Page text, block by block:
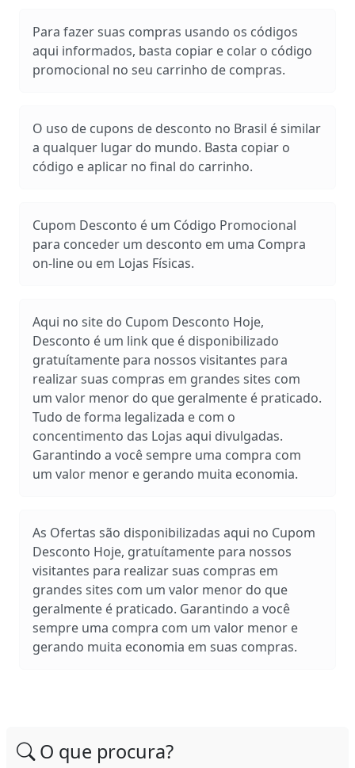
Para fazer suas compras usando os códigos
aqui informados, basta copiar e colar o código
promocional no seu carrinho de compras.
O uso de cupons de desconto no Brasil é similar
a qualquer lugar do mundo. Basta copiar o
código e aplicar no final do carrinho.
Cupom Desconto é um Código Promocional
para conceder um desconto em uma Compra
on-line ou em Lojas Físicas.
Aqui no site do Cupom Desconto Hoje,
Desconto é um link que é disponibilizado
gratuítamente para nossos visitantes para
realizar suas compras em grandes sites com
um valor menor do que geralmente é praticado.
Tudo de forma legalizada e com o
concentimento das Lojas aqui divulgadas.
Garantindo a você sempre uma compra com
um valor menor e gerando muita economia.
As Ofertas são disponibilizadas aqui no Cupom
Desconto Hoje, gratuítamente para nossos
visitantes para realizar suas compras em
grandes sites com um valor menor do que
geralmente é praticado. Garantindo a você
sempre uma compra com um valor menor e
gerando muita economia em suas compras.
O que procura?